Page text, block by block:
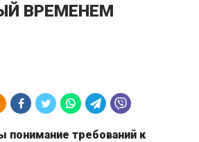
ВРЕМЕНЕМ
понимание требований к